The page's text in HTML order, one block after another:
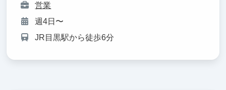
営業
週4日〜
JR目黒駅から徒歩6分